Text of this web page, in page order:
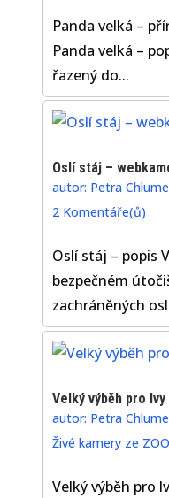
Panda velká –
Panda velká –
řazený do...
Oslí stáj –
autor: Petra
2 Komentáře(ů)
Oslí stáj – popis
bezpečném
zachráněných
Velký výběh pro
autor: Petra
Živé kamery ze ZOO
Velký výběh pro